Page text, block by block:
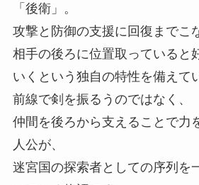
「後衛」 。
攻撃と防御の支援に回復までこ
相手の後ろに位置取っていると
いくという独自の特性を備えて
前線で剣を振るうのではなく、
仲間を後ろから支えることで力
人公が、
迷宮国の探索者としての序列を